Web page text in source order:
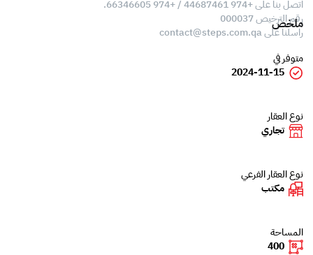
اتصل بنا على +974 44687461 / +974 66346605.
رقم الترخيص 000037
راسلنا علىcontact@steps.com.qa ملخص
متوفر في
2024-11-15
نوع العقار
تجاري
نوع العقار الفرعي
مكتب
المساحة
400